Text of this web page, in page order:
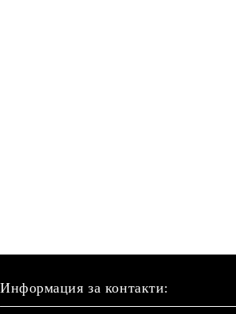
Информация за контакти: